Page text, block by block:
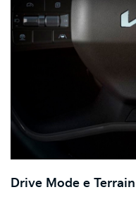
Drive Mode e